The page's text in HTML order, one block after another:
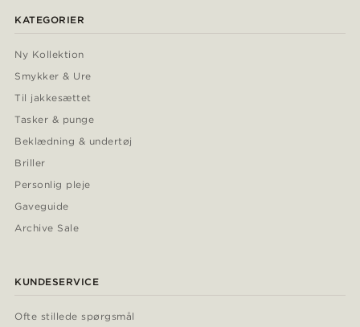
KATEGORIER
Ny Kollektion
Smykker & Ure
Til jakkesættet
Tasker & punge
Beklædning & undertøj
Briller
Personlig pleje
Gaveguide
Archive Sale
KUNDESERVICE
Ofte stillede spørgsmål